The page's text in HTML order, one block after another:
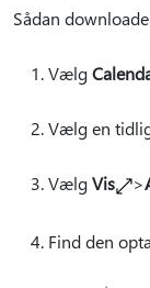
Sådan
Vælg
Vælg en
VælgVis >
Find den